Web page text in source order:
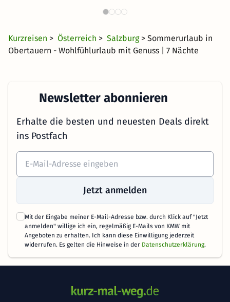
4130 Angebote
Kurzreisen > Österreich > Salzburg > Sommerurlaub in
Obertauern - Wohlfühlurlaub mit Genuss | 7 Nächte
Newsletter abonnieren
Erhalte die besten und neuesten Deals direkt
ins Postfach
Jetzt anmelden
Mit der Eingabe meiner E-Mail-Adresse bzw. durch Klick auf "Jetzt
anmelden" willige ich ein, regelmäßig E-Mails von KMW mit
Angeboten zu erhalten. Ich kann diese Einwilligung jederzeit
widerrufen. Es gelten die Hinweise in der Datenschutzerklärung.